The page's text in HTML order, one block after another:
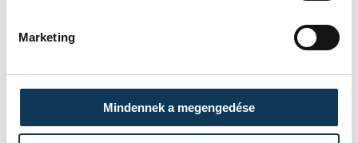
Marketing
Mindennek a megengedése